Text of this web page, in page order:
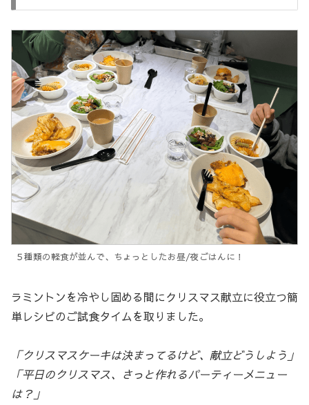
５種類の軽食が並んで、ちょっとしたお昼/夜ごはんに！
ラミントンを冷やし固める間にクリスマス献立に役立つ簡
単レシピのご試食タイムを取りました。
「クリスマスケーキは決まってるけど、献立どうしよう」
「平日のクリスマス、さっと作れるパーティーメニュー
は？」